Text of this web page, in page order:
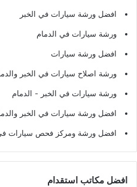
افضل ورشة سيارات في الخبر
ورشة سيارات في الدمام
افضل ورشة سيارات
ورشة اصلاح سيارات في الخبر
ورشة سيارات في الخبر - الدمام
افضل ورشة سيارات في الخبر
افضل ورشة ومركز فحص سيارات في
افضل مكاتب استقدام